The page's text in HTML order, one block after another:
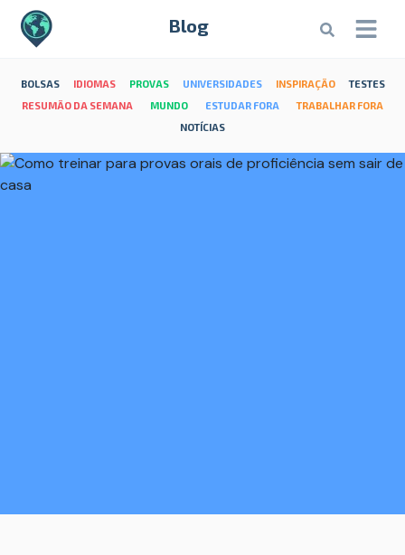
Blog
BOLSAS IDIOMAS PROVAS UNIVERSIDADES INSPIRAÇÃO
TESTES
RESUMÃO DA SEMANA
MUNDO ESTUDAR FORA
TRABALHAR FORA
NOTÍCIAS